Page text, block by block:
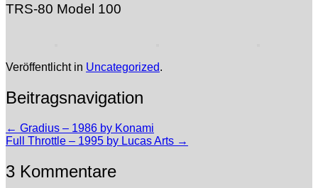
TRS-80 Model 100
Veröffentlicht in Uncategorized.
Beitragsnavigation
← Gradius – 1986 by Konami
Full Throttle – 1995 by Lucas Arts →
3 Kommentare